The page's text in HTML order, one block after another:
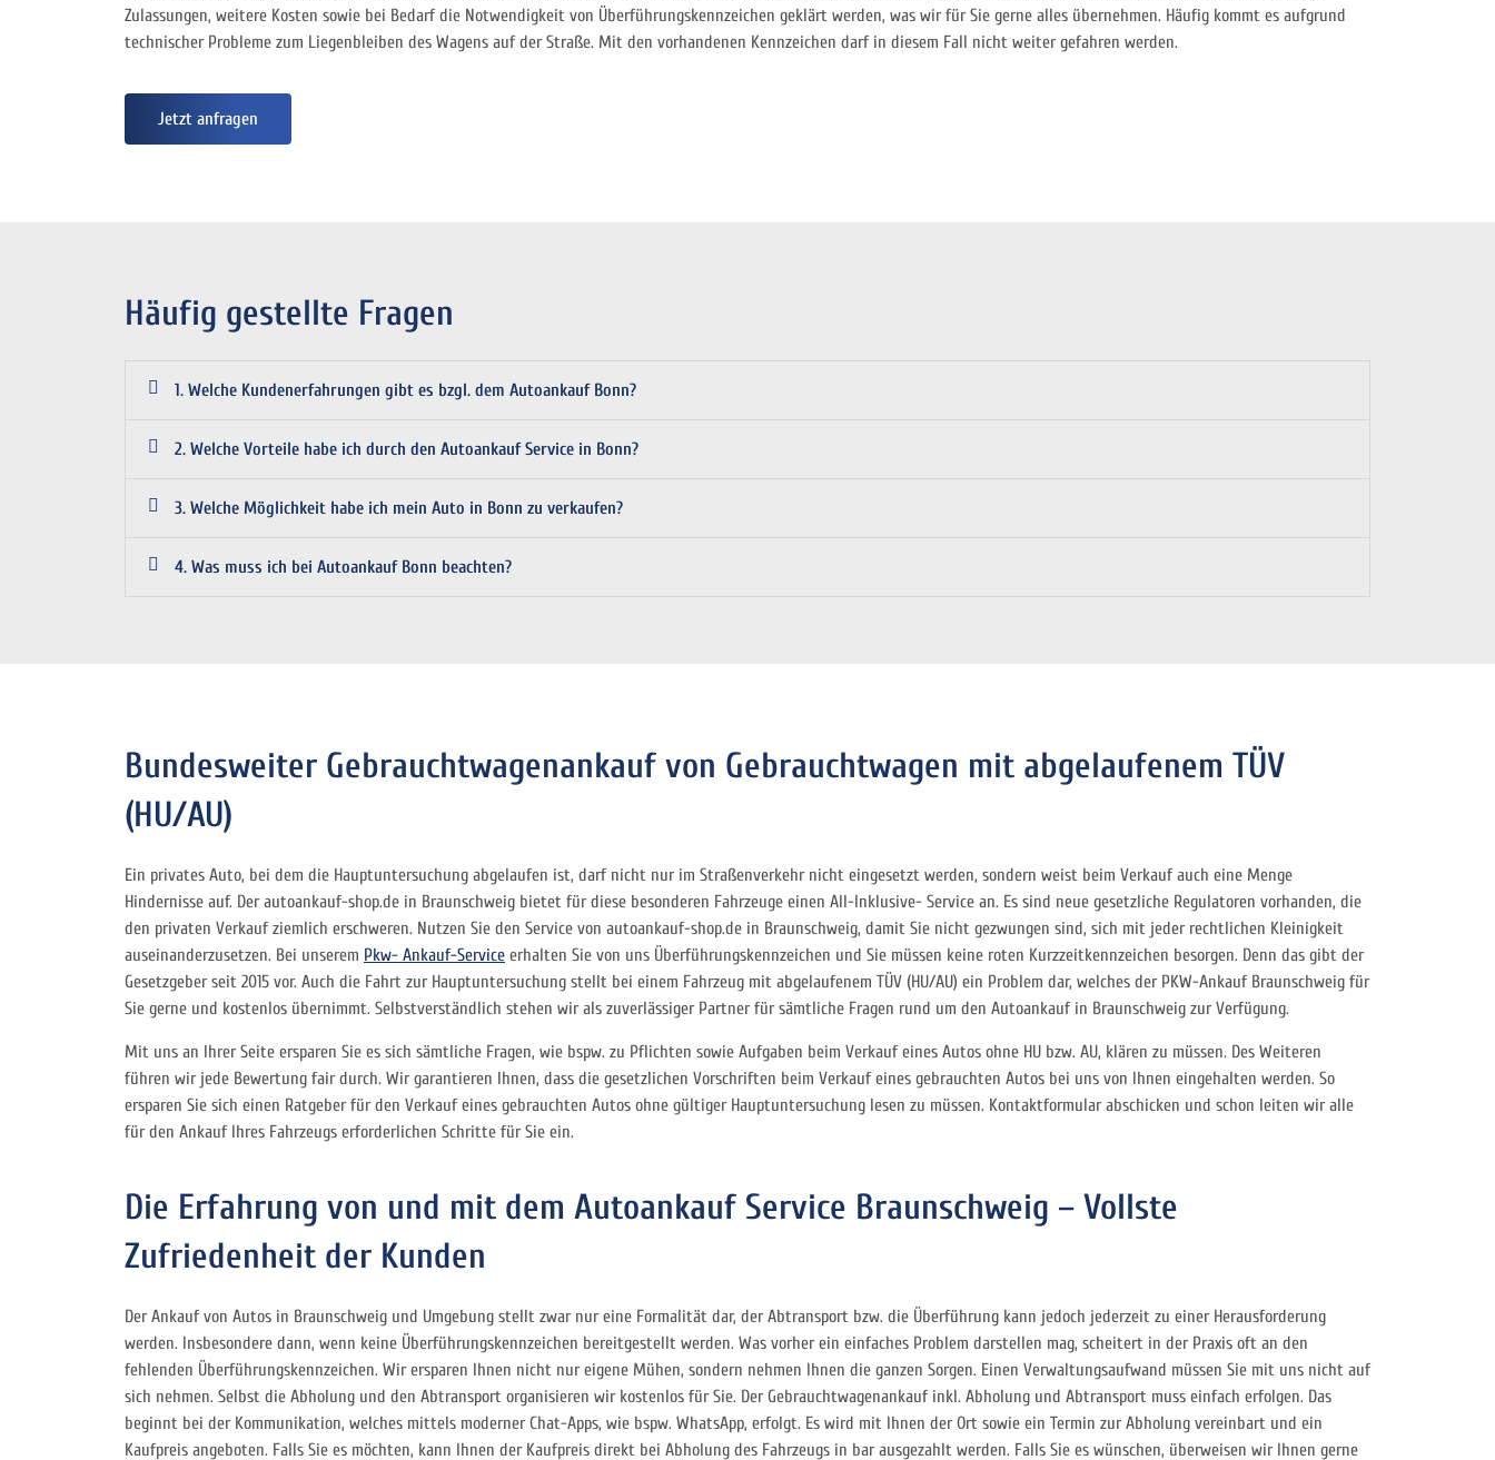
Zulassungen, weitere Kosten sowie bei Bedarf die Notwendigkeit von Überführungskennzeichen geklärt werden, was wir für Sie gerne alles übernehmen. Häufig kommt es aufgrund
technischer Probleme zum Liegenbleiben des Wagens auf der Straße. Mit den vorhandenen Kennzeichen darf in diesem Fall nicht weiter gefahren werden.
Jetzt anfragen
Häufig gestellte Fragen
1. Welche Kundenerfahrungen gibt es bzgl. dem Autoankauf Bonn?
2. Welche Vorteile habe ich durch den Autoankauf Service in Bonn?
3. Welche Möglichkeit habe ich mein Auto in Bonn zu verkaufen?
4. Was muss ich bei Autoankauf Bonn beachten?
Bundesweiter Gebrauchtwagenankauf von Gebrauchtwagen mit abgelaufenem TÜV
(HU/AU)
Ein privates Auto, bei dem die Hauptuntersuchung abgelaufen ist, darf nicht nur im Straßenverkehr nicht eingesetzt werden, sondern weist beim Verkauf auch eine Menge
Hindernisse auf. Der autoankauf-shop.de in Braunschweig bietet für diese besonderen Fahrzeuge einen All-Inklusive- Service an. Es sind neue gesetzliche Regulatoren vorhanden, die
den privaten Verkauf ziemlich erschweren. Nutzen Sie den Service von autoankauf-shop.de in Braunschweig, damit Sie nicht gezwungen sind, sich mit jeder rechtlichen Kleinigkeit
auseinanderzusetzen. Bei unserem Pkw- Ankauf-Service erhalten Sie von uns Überführungskennzeichen und Sie müssen keine roten Kurzzeitkennzeichen besorgen. Denn das gibt der
Gesetzgeber seit 2015 vor. Auch die Fahrt zur Hauptuntersuchung stellt bei einem Fahrzeug mit abgelaufenem TÜV (HU/AU) ein Problem dar, welches der PKW-Ankauf Braunschweig für
Sie gerne und kostenlos übernimmt. Selbstverständlich stehen wir als zuverlässiger Partner für sämtliche Fragen rund um den Autoankauf in Braunschweig zur Verfügung.
Mit uns an Ihrer Seite ersparen Sie es sich sämtliche Fragen, wie bspw. zu Pflichten sowie Aufgaben beim Verkauf eines Autos ohne HU bzw. AU, klären zu müssen. Des Weiteren
führen wir jede Bewertung fair durch. Wir garantieren Ihnen, dass die gesetzlichen Vorschriften beim Verkauf eines gebrauchten Autos bei uns von Ihnen eingehalten werden. So
ersparen Sie sich einen Ratgeber für den Verkauf eines gebrauchten Autos ohne gültiger Hauptuntersuchung lesen zu müssen. Kontaktformular abschicken und schon leiten wir alle
für den Ankauf Ihres Fahrzeugs erforderlichen Schritte für Sie ein.
Die Erfahrung von und mit dem Autoankauf Service Braunschweig – Vollste
Zufriedenheit der Kunden
Der Ankauf von Autos in Braunschweig und Umgebung stellt zwar nur eine Formalität dar, der Abtransport bzw. die Überführung kann jedoch jederzeit zu einer Herausforderung
werden. Insbesondere dann, wenn keine Überführungskennzeichen bereitgestellt werden. Was vorher ein einfaches Problem darstellen mag, scheitert in der Praxis oft an den
fehlenden Überführungskennzeichen. Wir ersparen Ihnen nicht nur eigene Mühen, sondern nehmen Ihnen die ganzen Sorgen. Einen Verwaltungsaufwand müssen Sie mit uns nicht auf
sich nehmen. Selbst die Abholung und den Abtransport organisieren wir kostenlos für Sie. Der Gebrauchtwagenankauf inkl. Abholung und Abtransport muss einfach erfolgen. Das
beginnt bei der Kommunikation, welches mittels moderner Chat-Apps, wie bspw. WhatsApp, erfolgt. Es wird mit Ihnen der Ort sowie ein Termin zur Abholung vereinbart und ein
Kaufpreis angeboten. Falls Sie es möchten, kann Ihnen der Kaufpreis direkt bei Abholung des Fahrzeugs in bar ausgezahlt werden. Falls Sie es wünschen, überweisen wir Ihnen gerne